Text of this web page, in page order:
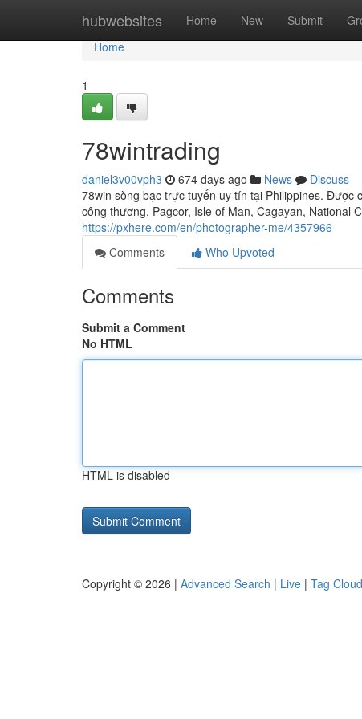
hubwebsites Home New Submit
Home
Home
1
78wintrading
daniel3v00vph3 674 days ago News
Discuss
78win sòng bạc trực tuyến uy tín tại Philippines. Được
công thương, Pagcor, Isle of Man, Cagayan, National
https://pxhere.com/en/photographer-me/4357966
Comments
Who Upvoted
Comments
Submit a Comment
No HTML
HTML is disabled
Copyright © 2026 | Advanced Search | Live | Tag Cloud